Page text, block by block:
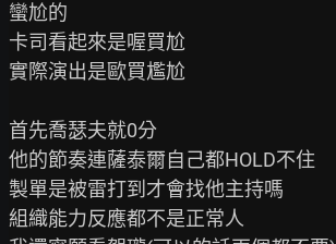
蠻尬的
卡司看起來是喔買尬
實際演出是歐買尷尬
首先喬瑟夫就0分
他的節奏連薩泰爾自己都HOLD不住
製單是被雷打到才會找他主持嗎
組織能力反應都不是正常人